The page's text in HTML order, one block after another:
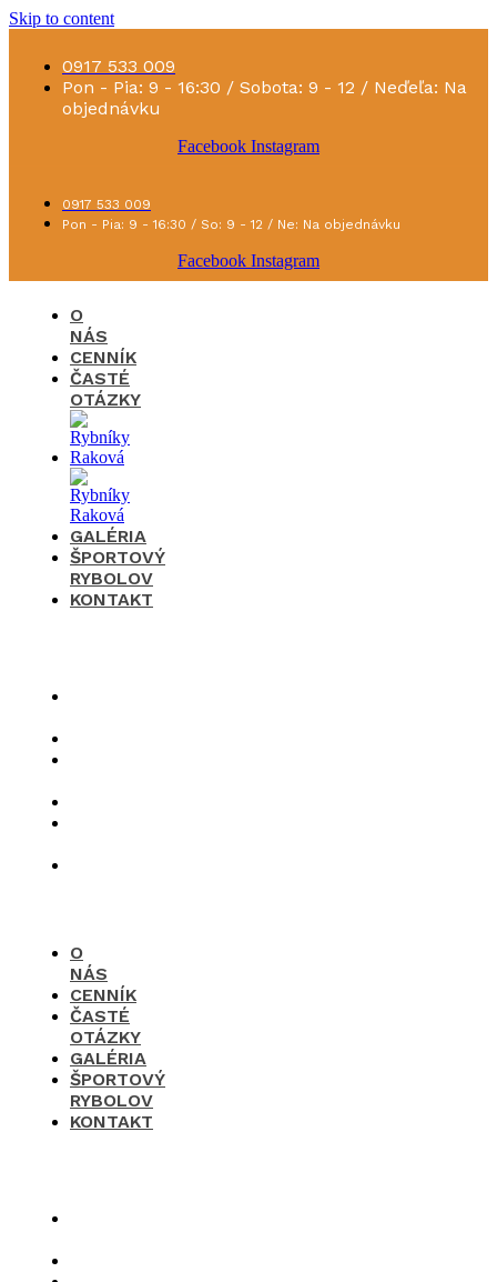
Skip to content
0917 533 009
Pon - Pia: 9 - 16:30 / Sobota: 9 - 12 / Neďeľa: Na
objednávku
Facebook Instagram
0917 533 009
Pon - Pia: 9 - 16:30 / So: 9 - 12 / Ne: Na objednávku
Facebook Instagram
O
NÁS
CENNÍK
ČASTÉ
OTÁZKY
GALÉRIA
ŠPORTOVÝ
RYBOLOV
KONTAKT
O
NÁS
CENNÍK
ČASTÉ
OTÁZKY
GALÉRIA
ŠPORTOVÝ
RYBOLOV
KONTAKT